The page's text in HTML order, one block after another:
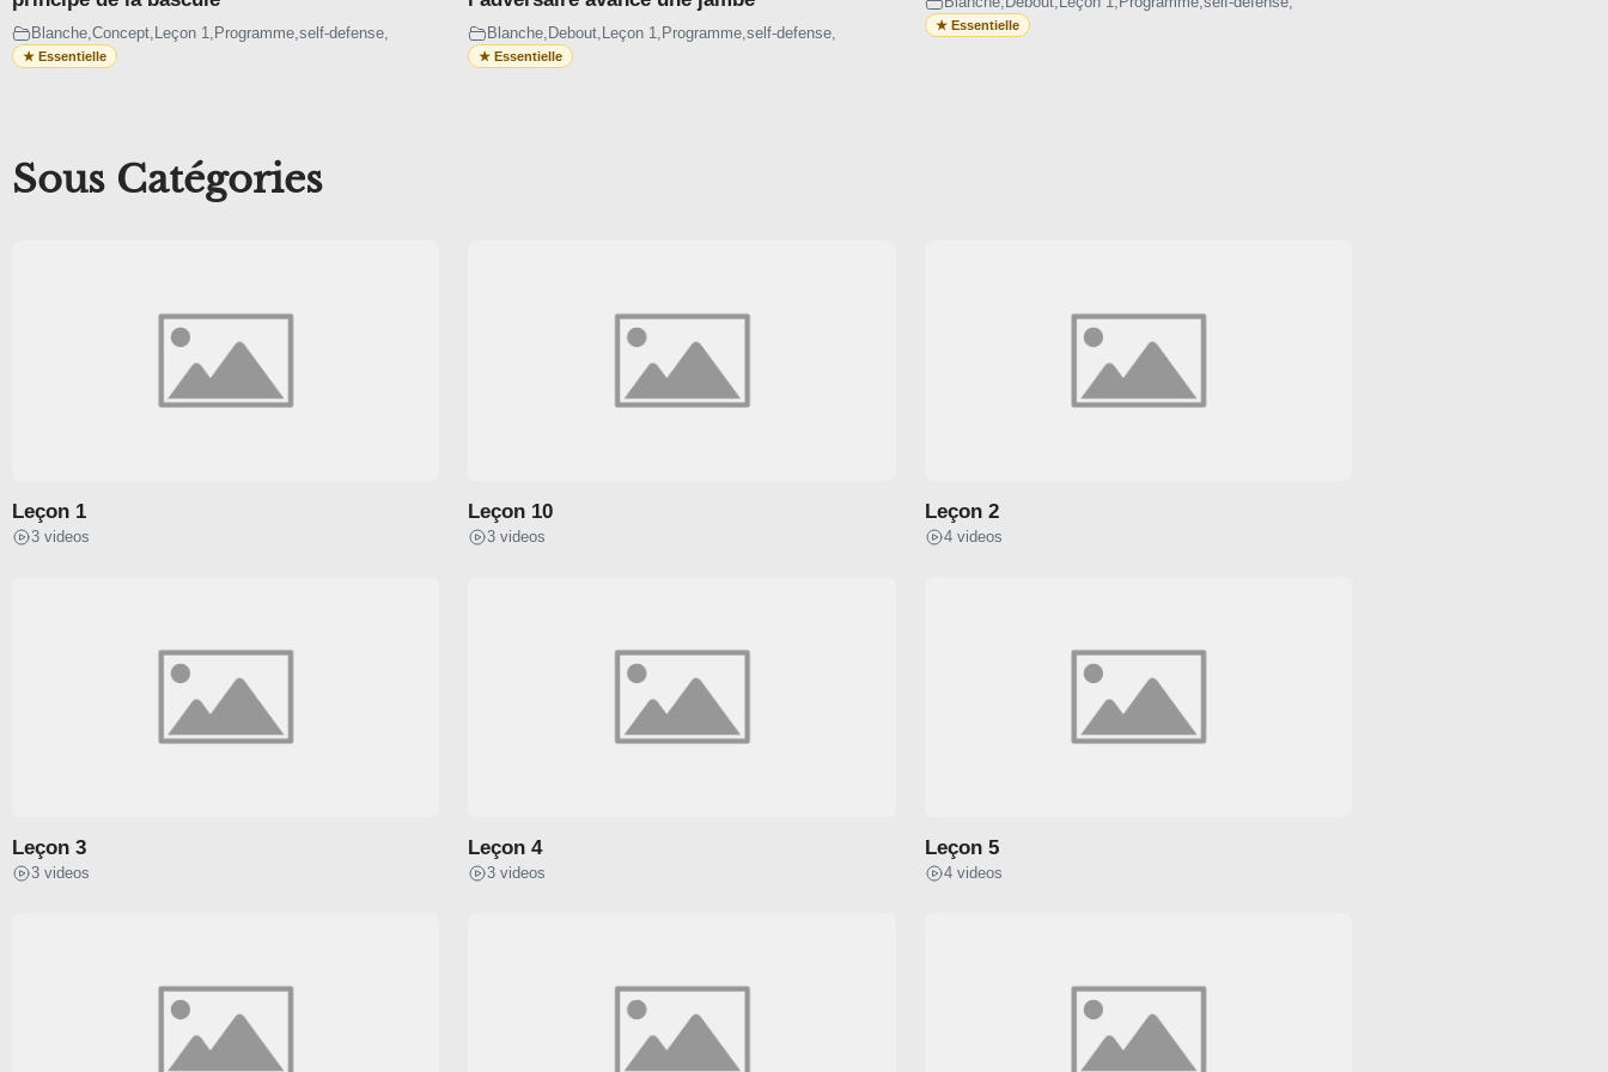
demi garde classique
Demi garde profonde
Demi garde inversée
Dessus
SPIDER
Blanche Concept Leçon 1 Programme self-defense Blanche Debout Leçon 1 Programme ,self-defense
Sous Catégories
Leçon 1
3 videos
Leçon 10
3 videos
Leçon 2
4 videos
Leçon 3
3 videos
Leçon 4
3 videos
Leçon 5
4 videos